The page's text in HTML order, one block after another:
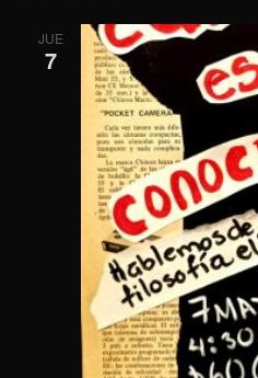
JUE
7